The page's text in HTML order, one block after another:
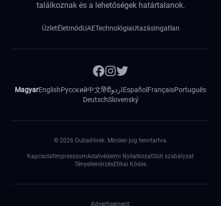
találkoznak és a lehetőségek határtalanok.
ÜzletÉletmódUAETechnológiaUtazásIngatlan
MagyarEnglishРусский中文हिंदीاردوEspañol FrançaisPortuguês
DeutschSlovenský
© 2026 DubaiHirek. Minden jog fenntartva.
Kapcsolat ImpresszumAdatvédelmi NyilatkozatSüti szabályzat
TényellenörzésEtikai Kódex
Advertisement: